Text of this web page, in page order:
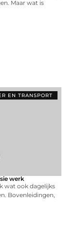
Maar wat is
EN TRANSPORT
werk
wat ook dagelijks
Bovenleidingen,